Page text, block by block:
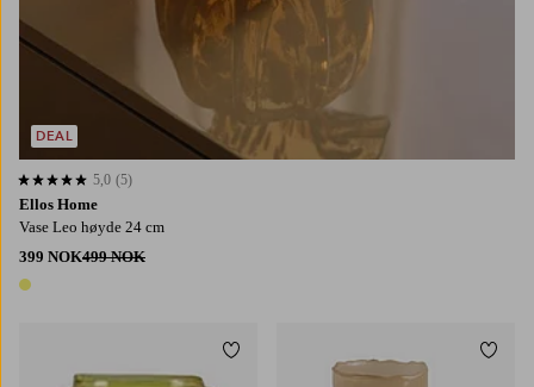
Ellos Home
Vase Leo høyde 24 cm
399 NOK499 NOK
1 farge
5,0 basert på 5 karaktergivninger
5,0 (5)
DEAL
Legg til favoritter